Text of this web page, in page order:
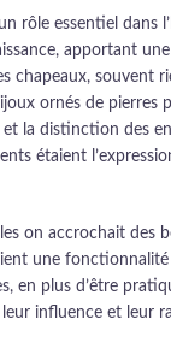
rôle essentiel dans
apportant
chapeaux, souvent
ornés de pierres
la distinction des
étaient
on accrochait des
une fonctionnalité
en plus d’être
influence et leur